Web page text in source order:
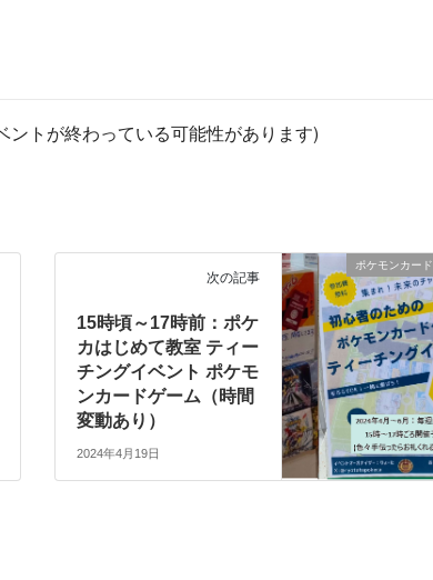
トが終わっている可能性があります)
ポケモンカード
次の記事
15時頃～17時前：ポケ
カはじめて教室 ティー
チングイベント ポケモ
ンカードゲーム（時間
変動あり）
2024年4月19日